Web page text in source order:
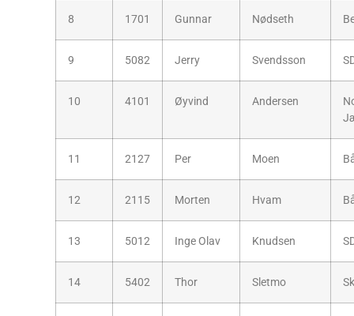
8 1701 Gunnar Nødseth
9 5082 Jerry Svendsson
10 4101 Øyvind Andersen
11 2127 Per Moen
12 2115 Morten Hvam
13 5012 Inge Olav Knudsen
14 5402 Thor Sletmo